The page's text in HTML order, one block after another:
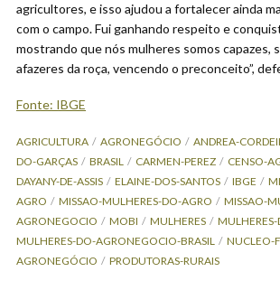
agricultores, e isso ajudou a fortalecer ainda
com o campo. Fui ganhando respeito e
mostrando que nós mulheres somos capazes,
afazeres da roça, vencendo o preconceito”,
Fonte: IBGE
AGRICULTURA AGRONEGÓCIO ANDREA-
DO-GARÇAS
BRASIL CARMEN-PEREZ CENSO-
DAYANY-DE-ASSIS
ELAINE-DOS-SANTOS IBGE
AGRO
MISSAO-MULHERES-DO-AGRO
MISSAO-
AGRONEGOCIO
MOBI MULHERES
MULHERES-DO-AGRONEGOCIO-BRASIL
NUCLEO-
AGRONEGÓCIO
PRODUTORAS-RURAIS